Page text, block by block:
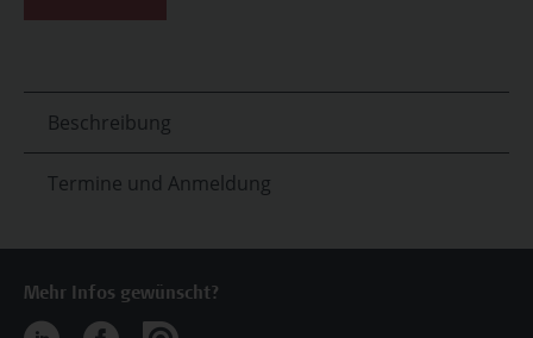
Beschreibung
Termine und Anmeldung
Mehr Infos gewünscht?